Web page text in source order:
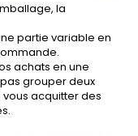
la
partie variable en
achats en une
grouper deux
acquitter des